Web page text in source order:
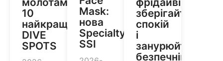
10
найкращих
DIVE
SPOTS
Mask:
нова
Specialty
SSI
зберігайте
спокій
і
занурюйтеся
безпечніше